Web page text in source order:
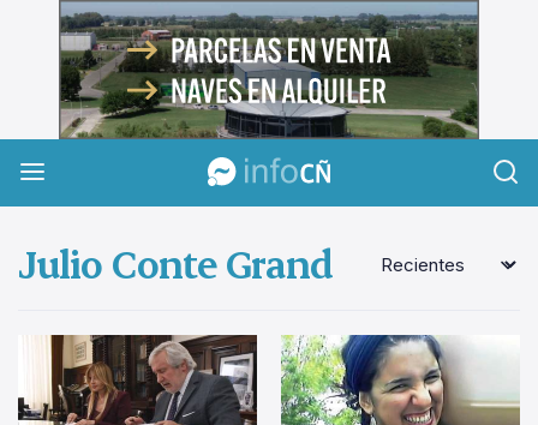
InfoCañuelas
Julio Conte Grand